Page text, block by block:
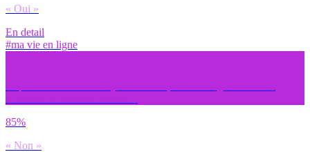
« Oui »
En detail
#ma vie en ligne
85%
« Non »